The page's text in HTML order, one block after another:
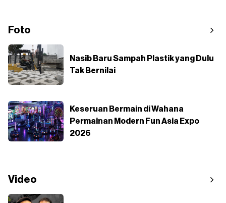
Foto
Nasib Baru Sampah Plastik yang Dulu
Tak Bernilai
Keseruan Bermain di Wahana
Permainan Modern Fun Asia Expo
2026
Video